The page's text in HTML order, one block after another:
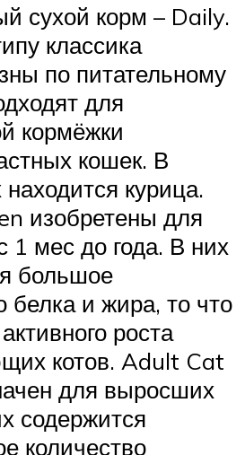
сухой корм – Daily.
классика
по питательному
для
кормёжки
кошек. В
находится курица.
изобретены для
мес до года. В них
большое
белка и жира, то что
роста
котов. Adult Cat
для выросших
содержится
количество